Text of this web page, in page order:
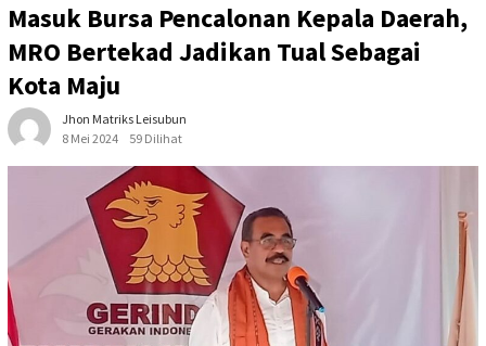
Masuk Bursa Pencalonan Kepala Daerah,
MRO Bertekad Jadikan Tual Sebagai
Kota Maju
Jhon Matriks Leisubun
8 Mei 2024
59 Dilihat